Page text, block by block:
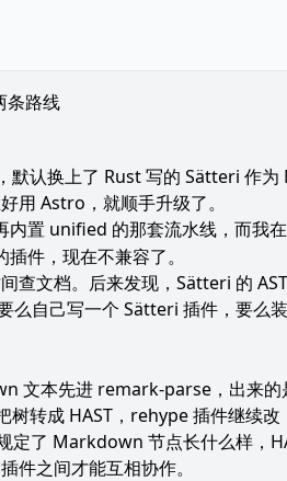
路线
默认换上了 Rust 写的 Sätteri 作
用 Astro，就顺手升级了。
置 unified 的那套流水线，而我在
件，现在不兼容了。
查文档。后来发现，Sätteri 的
么自己写一个 Sätteri 插件，要么
文本先进 remark-parse，出来
转成 HAST，rehype 插件继续改
定了 Markdown 节点长什么样，
件之间才能互相协作。